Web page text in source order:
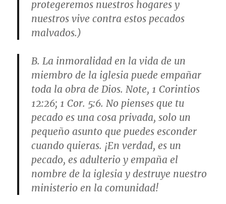
protegeremos nuestros hogares y
nuestros vive contra estos pecados
malvados.)
B. La inmoralidad en la vida de un
miembro de la iglesia puede empañar
toda la obra de Dios. Note, 1 Corintios
12:26; 1 Cor. 5:6. No pienses que tu
pecado es una cosa privada, solo un
pequeño asunto que puedes esconder
cuando quieras. ¡En verdad, es un
pecado, es adulterio y empaña el
nombre de la iglesia y destruye nuestro
ministerio en la comunidad!